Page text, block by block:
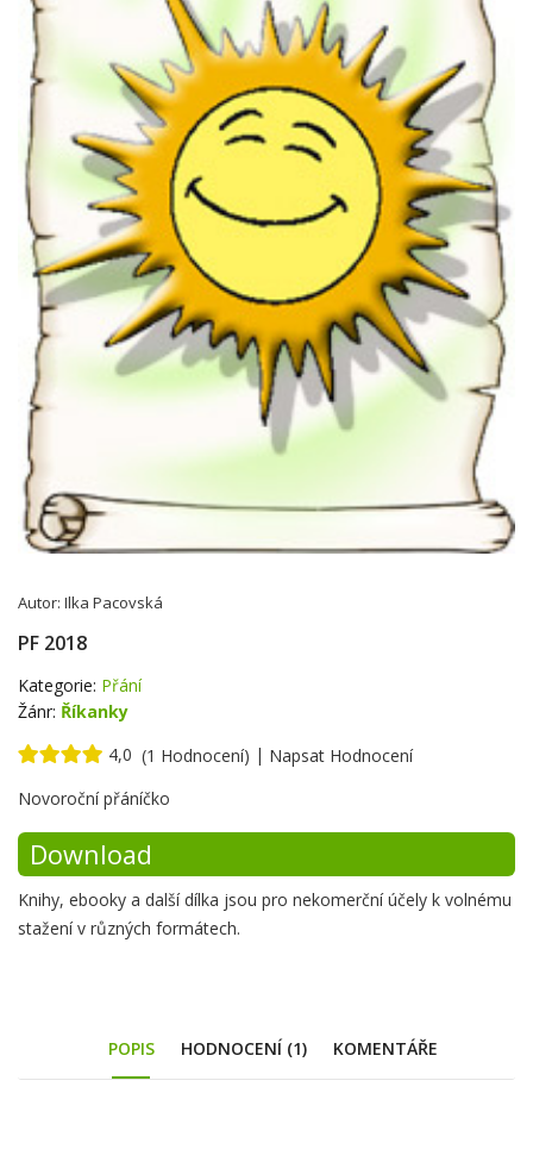
Autor: Ilka Pacovská
PF 2018
Kategorie: Přání
Žánr: Říkanky
4,0 (1 Hodnocení) | Napsat Hodnocení
Krátké
shrnutí
Novoroční přáníčko
Download
Knihy, ebooky a další dílka jsou pro nekomerční účely k volnému
stažení v různých formátech.
POPIS HODNOCENÍ (1) KOMENTÁŘE